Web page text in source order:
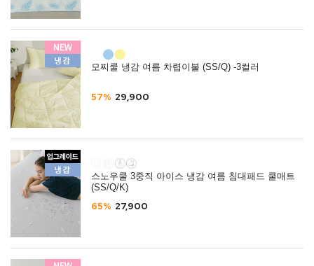
모찌쿨 냉감 여름 차렵이불 (SS/Q) -3컬러
57% 29,900
스노우쿨 3중직 아이스 냉감 여름 침대패드 쿨매트
(SS/Q/K)
65% 27,900